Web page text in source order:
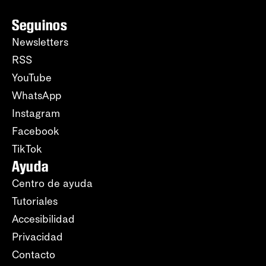
Seguinos
Newsletters
RSS
YouTube
WhatsApp
Instagram
Facebook
TikTok
Ayuda
Centro de ayuda
Tutoriales
Accesibilidad
Privacidad
Contacto